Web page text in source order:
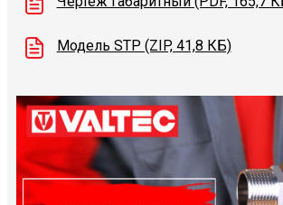
Модель STP (ZIP, 41,8 КБ)